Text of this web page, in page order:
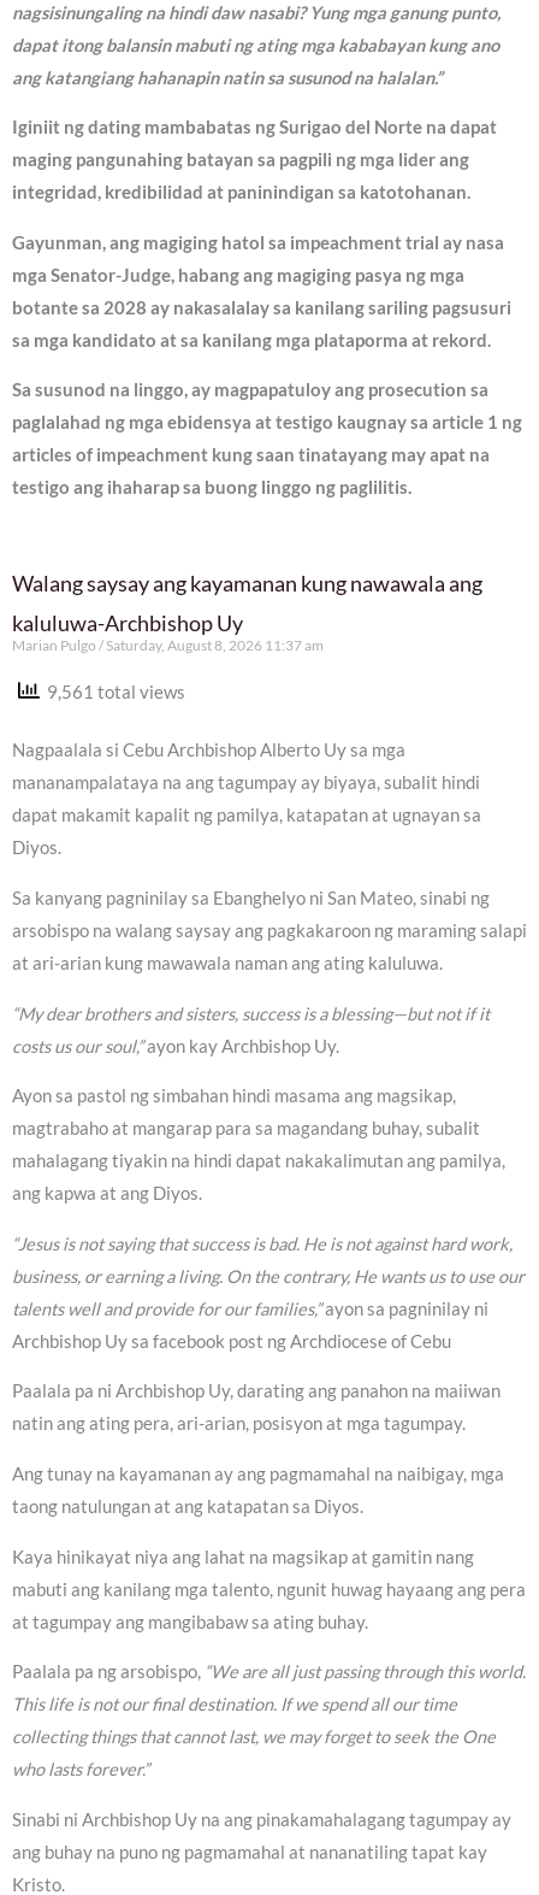
nagsisinungaling na hindi daw nasabi? Yung mga ganung punto,
dapat itong balansin mabuti ng ating mga kababayan kung ano
ang katangiang hahanapin natin sa susunod na halalan.”
Iginiit ng dating mambabatas ng Surigao del Norte na dapat
maging pangunahing batayan sa pagpili ng mga lider ang
integridad, kredibilidad at paninindigan sa katotohanan.
Gayunman, ang magiging hatol sa impeachment trial ay nasa
mga Senator-Judge, habang ang magiging pasya ng mga
botante sa 2028 ay nakasalalay sa kanilang sariling pagsusuri
sa mga kandidato at sa kanilang mga plataporma at rekord.
Sa susunod na linggo, ay magpapatuloy ang prosecution sa
paglalahad ng mga ebidensya at testigo kaugnay sa article 1 ng
articles of impeachment kung saan tinatayang may apat na
testigo ang ihaharap sa buong linggo ng paglilitis.
Walang saysay ang kayamanan kung nawawala ang
kaluluwa-Archbishop Uy
Marian Pulgo Saturday, August 8, 2026 11:37 am
9,561 total views
Nagpaalala si Cebu Archbishop Alberto Uy sa mga
mananampalataya na ang tagumpay ay biyaya, subalit hindi
dapat makamit kapalit ng pamilya, katapatan at ugnayan sa
Diyos.
Sa kanyang pagninilay sa Ebanghelyo ni San Mateo, sinabi ng
arsobispo na walang saysay ang pagkakaroon ng maraming salapi
at ari-arian kung mawawala naman ang ating kaluluwa.
“My dear brothers and sisters, success is a blessing—but not if it
costs us our soul,”ayon kay Archbishop Uy.
Ayon sa pastol ng simbahan hindi masama ang magsikap,
magtrabaho at mangarap para sa magandang buhay, subalit
mahalagang tiyakin na hindi dapat nakakalimutan ang pamilya,
ang kapwa at ang Diyos.
“Jesus is not saying that success is bad. He is not against hard work,
business, or earning a living. On the contrary, He wants us to use our
talents well and provide for our families,”ayon sa pagninilay ni
Archbishop Uy sa facebook post ng Archdiocese of Cebu
Paalala pa ni Archbishop Uy, darating ang panahon na maiiwan
natin ang ating pera, ari-arian, posisyon at mga tagumpay.
Ang tunay na kayamanan ay ang pagmamahal na naibigay, mga
taong natulungan at ang katapatan sa Diyos.
Kaya hinikayat niya ang lahat na magsikap at gamitin nang
mabuti ang kanilang mga talento, ngunit huwag hayaang ang pera
at tagumpay ang mangibabaw sa ating buhay.
Paalala pa ng arsobispo, “We are all just passing through this world.
This life is not our final destination. If we spend all our time
collecting things that cannot last, we may forget to seek the One
who lasts forever.”
Sinabi ni Archbishop Uy na ang pinakamahalagang tagumpay ay
ang buhay na puno ng pagmamahal at nananatiling tapat kay
Kristo.